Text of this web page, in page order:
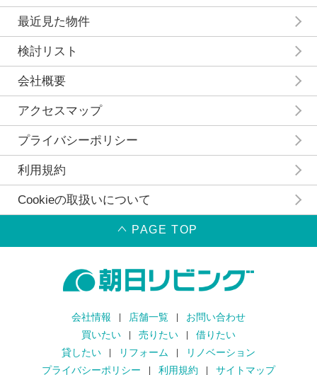
最近見た物件
検討リスト
会社概要
アクセスマップ
プライバシーポリシー
利用規約
Cookieの取扱いについて
PAGE TOP
会社情報 店舗一覧
お問い合わせ
買いたい
売りたい
借りたい
貸したい
リフォーム
リノベーション
プライバシーポリシー
利用規約 サイトマップ